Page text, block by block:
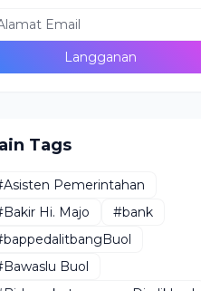
Tags
Pemerintahan
Hi. Majo
#bank
Buol